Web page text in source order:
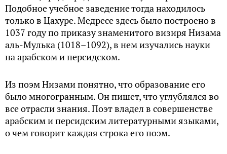
Подобное учебное заведение тогда находилось
только в Цахуре. Медресе здесь было построено в
1037 году по приказу знаменитого визиря Низама
аль-Мулька (1018–1092), в нем изучались науки
на арабском и персидском.
Из поэм Низами понятно, что образование его
было многогранным. Он пишет, что углублялся во
все отрасли знания. Поэт владел в совершенстве
арабским и персидским литературными языками,
о чем говорит каждая строка его поэм.